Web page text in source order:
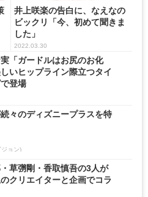
井上咲楽の告白に、なえなの
ビックリ「今、初めて聞きま
した」
2022.03.30
「ガードルはお尻のお化
いヒップライン際立つタイ
登場
々のディズニープラスを特
ジョン)
草彅剛・香取慎吾の3人が
クリエイターと企画でコラ